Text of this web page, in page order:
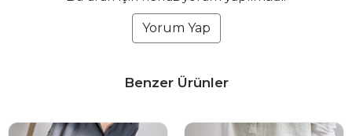
Yorum Yap
Benzer Ürünler